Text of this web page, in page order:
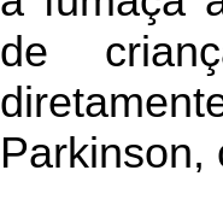
de
Parkinson,